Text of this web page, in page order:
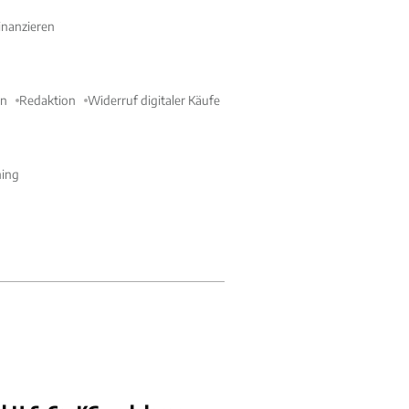
Redaktion Widerruf digitaler Käufe